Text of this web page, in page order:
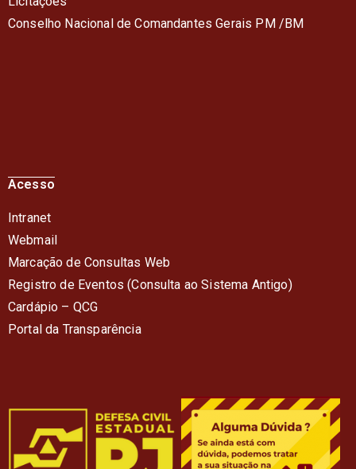
Conselho Nacional de Comandantes Gerais PM /BM
Acesso
Intranet
Webmail
Marcação de Consultas Web
Registro de Eventos (Consulta ao Sistema Antigo)
Cardápio – QCG
Portal da Transparência